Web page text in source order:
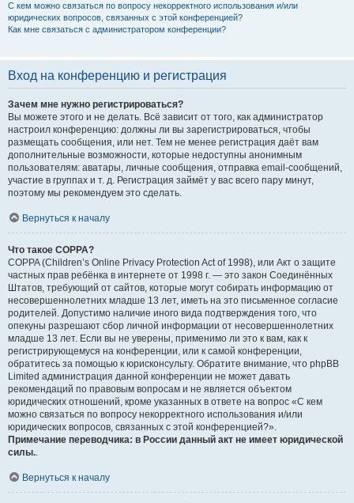
С кем можно связаться по вопросу некорректного использования и/или
юридических вопросов, связанных с этой конференцией?
Как мне связаться с администратором конференции?
Вход на конференцию и регистрация
Зачем мне нужно регистрироваться?
Вы можете этого и не делать. Всё зависит от того, как администратор
настроил конференцию: должны ли вы зарегистрироваться, чтобы
размещать сообщения, или нет. Тем не менее регистрация даёт вам
дополнительные возможности, которые недоступны анонимным
пользователям: аватары, личные сообщения, отправка email-сообщений,
участие в группах и т. д. Регистрация займёт у вас всего пару минут,
поэтому мы рекомендуем это сделать.
Вернуться к началу
Что такое COPPA?
COPPA (Children’s Online Privacy Protection Act of 1998), или Акт о защите
частных прав ребёнка в интернете от 1998 г. — это закон Соединённых
Штатов, требующий от сайтов, которые могут собирать информацию от
несовершеннолетних младше 13 лет, иметь на это письменное согласие
родителей. Допустимо наличие иного вида подтверждения того, что
опекуны разрешают сбор личной информации от несовершеннолетних
младше 13 лет. Если вы не уверены, применимо ли это к вам, как к
регистрирующемуся на конференции, или к самой конференции,
обратитесь за помощью к юрисконсульту. Обратите внимание, что phpBB
Limited администрация данной конференции не может давать
рекомендаций по правовым вопросам и не является объектом
юридических отношений, кроме указанных в ответе на вопрос «С кем
можно связаться по вопросу некорректного использования и/или
юридических вопросов, связанных с этой конференцией?».
Примечание переводчика: в России данный акт не имеет юридической
силы..
Вернуться к началу